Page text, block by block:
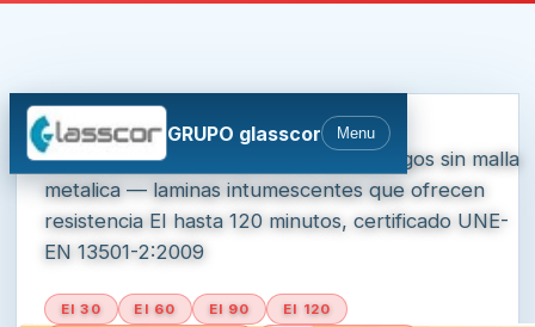
GRUPO glasscor Menu
Vidrio Cortafuegos EI
Vidrio laminado transparente cortafuegos sin malla
metalica — laminas intumescentes que ofrecen
resistencia EI hasta 120 minutos, certificado UNE-
EN 13501-2:2009
EI 30 EI 60 EI 90
EI 120